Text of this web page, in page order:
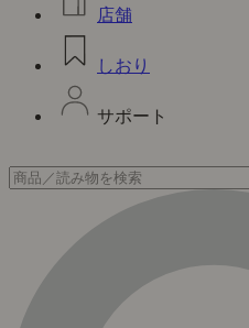
店舗
しおり
サポート